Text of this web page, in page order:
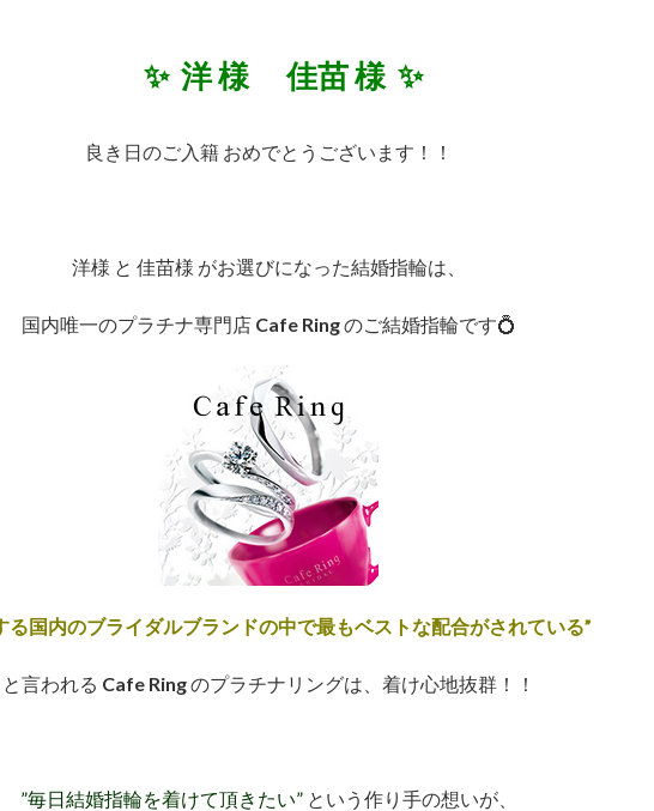
✨ 洋 様 佳苗 様 ✨
良き日のご入籍 おめでとうございます！！
洋様 と 佳苗様 がお選びになった結婚指輪は、
国内唯一のプラチナ専門店 Cafe Ringのご結婚指輪です💍
る国内のブライダルブランドの中で最もベストな配合がされている”
と言われる Cafe Ringのプラチナリングは、着け心地抜群！！
”毎日結婚指輪を着けて頂きたい”という作り手の想いが、